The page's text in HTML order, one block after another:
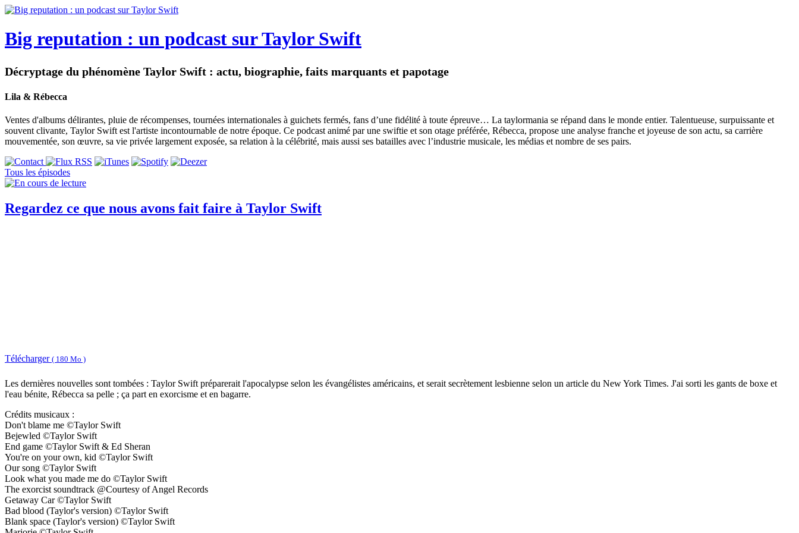
Big reputation : un podcast sur Taylor Swift
Décryptage du phénomène Taylor Swift : actu, biographie, faits marquants et papotage
Lila & Rébecca
Ventes d'albums délirantes, pluie de récompenses, tournées internationales à guichets fermés, fans d’une fidélité à toute épreuve… La taylormania se répand dans le monde entier. Talentueuse, surpuissante et
souvent clivante, Taylor Swift est l'artiste incontournable de notre époque. Ce podcast animé par une swiftie et son otage préférée, Rébecca, propose une analyse franche et joyeuse de son actu, sa carrière
mouvementée, son œuvre, sa vie privée largement exposée, sa relation à la célébrité, mais aussi ses batailles avec l’industrie musicale, les médias et nombre de ses pairs.
Tous les épisodes
Regardez ce que nous avons fait faire à Taylor Swift
Télécharger ( 180 Mo )
Les dernières nouvelles sont tombées : Taylor Swift préparerait l'apocalypse selon les évangélistes américains, et serait secrètement lesbienne selon un article du New York Times. J'ai sorti les gants de boxe et
l'eau bénite, Rébecca sa pelle ; ça part en exorcisme et en bagarre.
Crédits musicaux :
Don't blame me ©Taylor Swift
Bejewled ©Taylor Swift
End game ©Taylor Swift & Ed Sheran
You're on your own, kid ©Taylor Swift
Our song ©Taylor Swift
Look what you made me do ©Taylor Swift
The exorcist soundtrack @Courtesy of Angel Records
Getaway Car ©Taylor Swift
Bad blood (Taylor's version) ©Taylor Swift
Blank space (Taylor's version) ©Taylor Swift